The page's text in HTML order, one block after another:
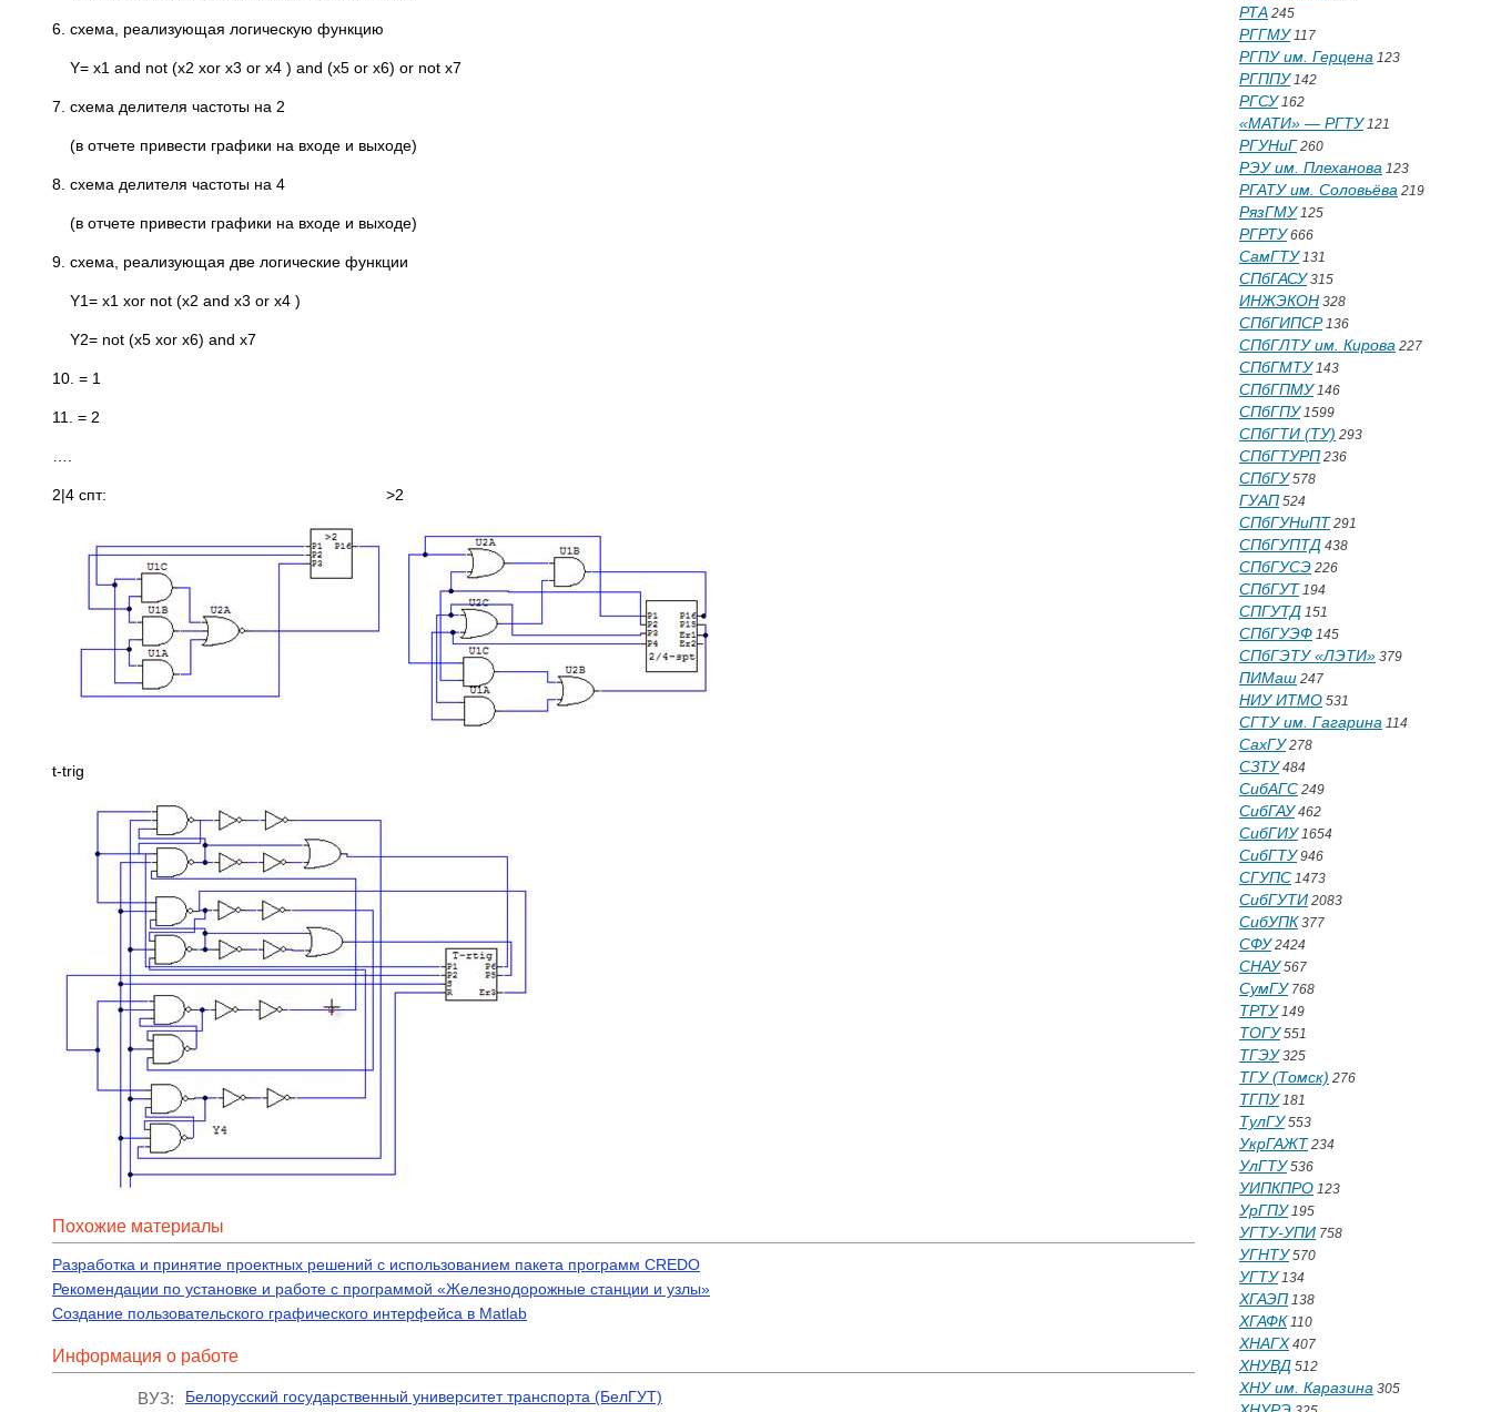
6. схема, реализующая логическую функцию
Y= x1 and not (x2 xor x3 or x4 ) and (x5 or x6) or not x7
7. схема делителя частоты на 2
(в отчете привести графики на входе и выходе)
8. схема делителя частоты на 4
(в отчете привести графики на входе и выходе)
9. схема, реализующая две логические функции
Y1= x1 xor not (x2 and x3 or x4 )
Y2= not (x5 xor x6) and x7
10. = 1
11. = 2
2|4 спт: >2
t-trig
Похожие материалы
Разработка и принятие проектных решений с использованием пакета программ CREDO
Рекомендации по установке и работе с программой «Железнодорожные станции и узлы»
Создание пользовательского графического интерфейса в Matlab
Информация о работе
ВУЗ: Белорусский государственный университет транспорта (БелГУТ)
РТА 245
РГГМУ117
РГПУ им. Герцена 123
РГППУ142
РГСУ162
«МАТИ» — РГТУ121
РГУНиГ 260
РЭУ им. Плеханова 123
РГАТУ им. Соловьёва 219
РязГМУ125
РГРТУ666
СамГТУ131
СПбГАСУ315
ИНЖЭКОН 328
СПбГИПСР136
СПбГЛТУ им. Кирова 227
СПбГМТУ143
СПбГПМУ146
СПбГПУ1599
СПбГТИ (ТУ) 293
СПбГТУРП 236
СПбГУ578
ГУАП 524
СПбГУНиПТ 291
СПбГУПТД 438
СПбГУСЭ 226
СПбГУТ 194
СПГУТД 151
СПбГУЭФ 145
СПбГЭТУ «ЛЭТИ» 379
ПИМаш 247
НИУ ИТМО 531
СГТУ им. Гагарина 114
СахГУ278
СЗТУ484
СибАГС 249
СибГАУ462
СибГИУ1654
СибГТУ946
СГУПС 1473
СибГУТИ 2083
СибУПК 377
СФУ2424
СНАУ567
СумГУ768
ТРТУ149
ТОГУ551
ТГЭУ325
ТГУ (Томск) 276
ТГПУ181
ТулГУ553
УкрГАЖТ 234
УлГТУ536
УИПКПРО 123
УрГПУ195
УГТУ-УПИ 758
УГНТУ570
УГТУ134
ХГАЭП 138
ХГАФК 110
ХНАГХ 407
ХНУВД 512
ХНУ им. Каразина 305